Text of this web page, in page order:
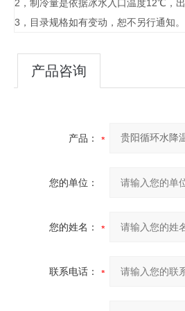
2，制冷量是依据冰水入口温度12℃，
3，目录规格如有变动，恕不另行通知。
产品咨询
产品：
您的单位：
您的姓名：
联系电话：